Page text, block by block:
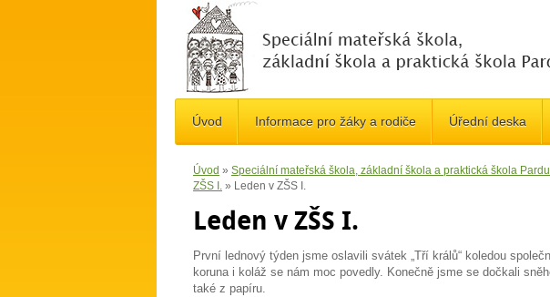
Úvod Informace pro žáky a rodiče Úřední deska
Úvod » Speciální mateřská škola, základní škola a praktická škola
ZŠS I. » Leden v ZŠS I.
Leden v ZŠS I.
První lednový týden jsme oslavili svátek „Tří králů“ koledou
koruna i koláž se nám moc povedly. Konečně jsme se dočkali
také z papíru.